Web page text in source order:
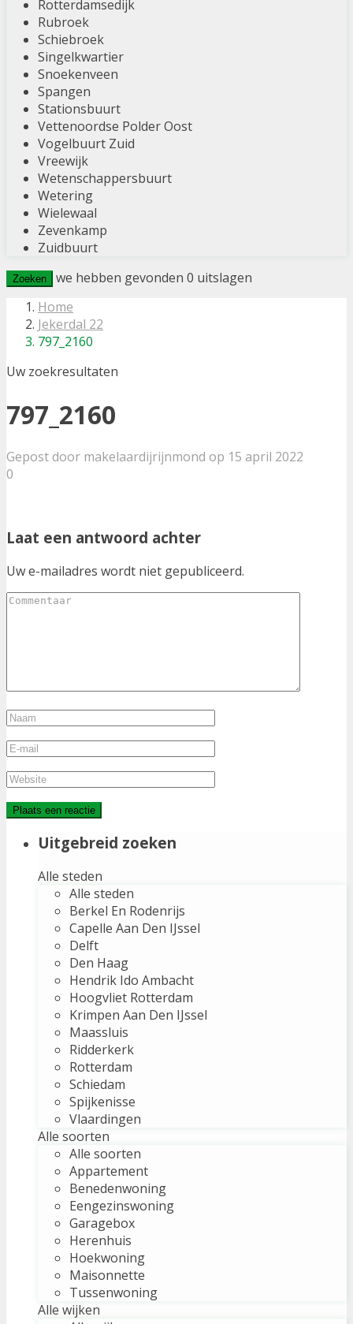
Rotterdamsedijk
Rubroek
Schiebroek
Singelkwartier
Snoekenveen
Spangen
Stationsbuurt
Vettenoordse Polder Oost
Vogelbuurt Zuid
Vreewijk
Wetenschappersbuurt
Wetering
Wielewaal
Zevenkamp
Zuidbuurt
Zoeken we hebben gevonden 0 uitslagen
Home
Jekerdal 22
797_2160
Uw zoekresultaten
797_2160
Gepost door makelaardijrijnmond op 15 april 2022
0
Laat een antwoord achter
Uw e-mailadres wordt niet gepubliceerd.
Uitgebreid zoeken
Alle steden
Alle steden
Berkel En Rodenrijs
Capelle Aan Den IJssel
Delft
Den Haag
Hendrik Ido Ambacht
Hoogvliet Rotterdam
Krimpen Aan Den IJssel
Maassluis
Ridderkerk
Rotterdam
Schiedam
Spijkenisse
Vlaardingen
Alle soorten
Alle soorten
Appartement
Benedenwoning
Eengezinswoning
Garagebox
Herenhuis
Hoekwoning
Maisonnette
Tussenwoning
Alle wijken